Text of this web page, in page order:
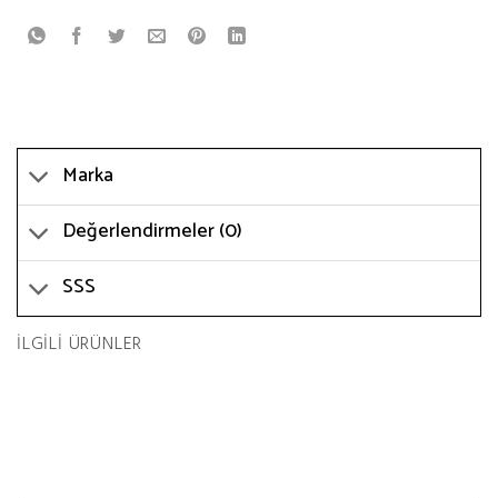
Marka
Değerlendirmeler (0)
SSS
İLGILI ÜRÜNLER